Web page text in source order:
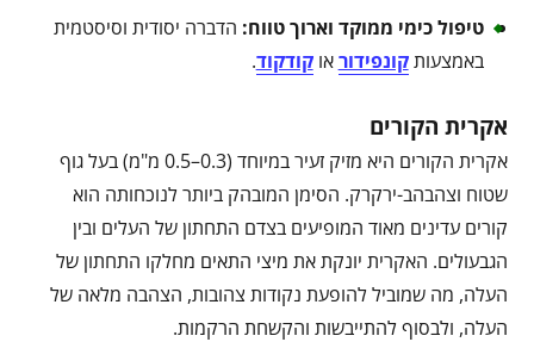
טיפול כימי ממוקד וארוך טווח: הדברה יסודית וסיסטמית
באמצעותקונפידוראוקודקוד.
אקרית הקורים
אקרית הקורים היא מזיק זעיר במיוחד (0.3–0.5 מ"מ) בעל גוף
שטוח וצהבהב-ירקרק. הסימן המובהק ביותר לנוכחותה הוא
קורים עדינים מאוד המופיעים בצדם התחתון של העלים ובין
הגבעולים. האקרית יונקת את מיצי התאים מחלקו התחתון של
העלה, מה שמוביל להופעת נקודות צהובות, הצהבה מלאה של
העלה, ולבסוף להתייבשות והקשחת הרקמות.